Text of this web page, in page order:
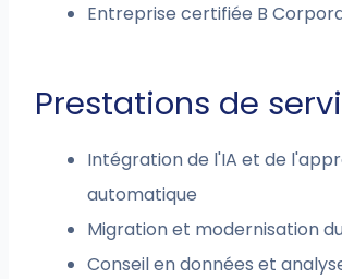
Entreprise certifiée B
Prestations de
Intégration de l'IA et de
automatique
Migration et modernisation
Conseil en données et